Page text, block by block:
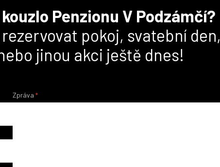
Penzionu V Podzámčí?
pokoj, svatební den,
jinou akci ještě dnes!
Zpráva *